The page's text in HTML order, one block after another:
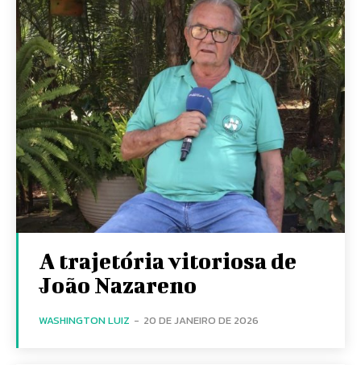
A trajetória vitoriosa de
João Nazareno
WASHINGTON LUIZ - 20 DE JANEIRO DE 2026